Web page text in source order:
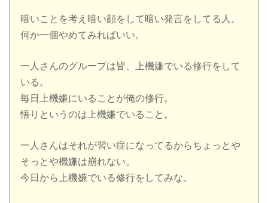
暗いことを考え暗い顔をして暗い発言をしてる人。
何か一個やめてみればいい。
一人さんのグループは皆、上機嫌でいる修行をして
いる。
毎日上機嫌にいることが俺の修行。
悟りというのは上機嫌でいること。
一人さんはそれが習い症になってるからちょっとや
そっとや機嫌は崩れない。
今日から上機嫌でいる修行をしてみな。